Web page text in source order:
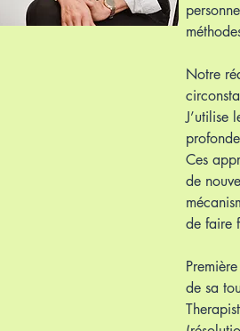
Notre
J’utilise
Ces
de
de faire
de sa